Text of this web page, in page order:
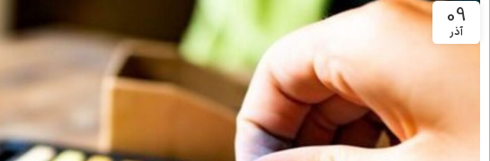
09
آذر